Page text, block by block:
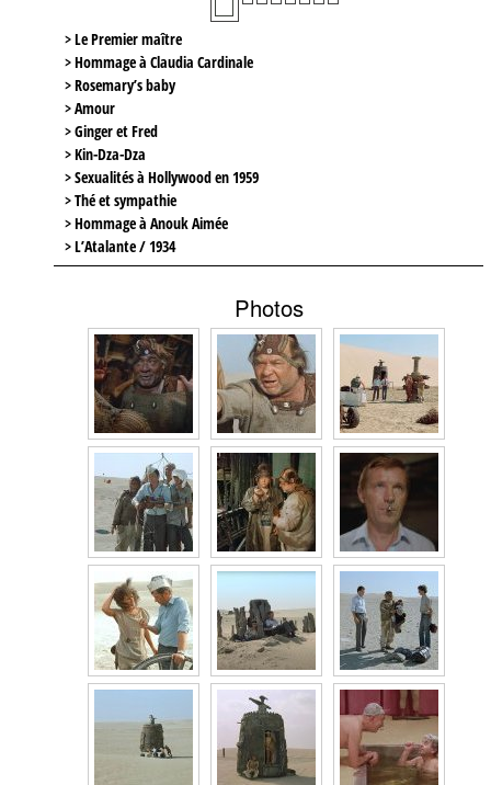
> Le Premier maître
> Hommage à Claudia Cardinale
> Rosemary’s baby
> Amour
> Ginger et Fred
> Kin-Dza-Dza
> Sexualités à Hollywood en 1959
> Thé et sympathie
> Hommage à Anouk Aimée
> L’Atalante / 1934
Photos